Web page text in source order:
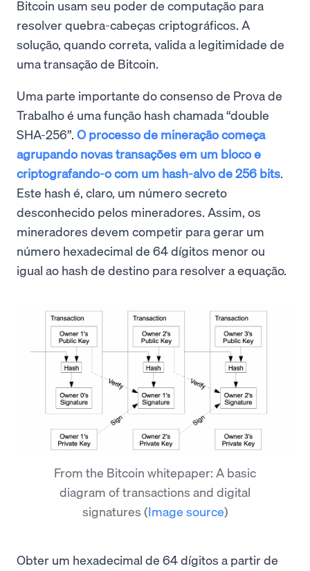
Bitcoin usam seu poder de computação para
resolver quebra-cabeças criptográficos. A
solução, quando correta, valida a legitimidade de
uma transação de Bitcoin.
Uma parte importante do consenso de Prova de
Trabalho é uma função hash chamada “double
SHA-256”. O processo de mineração começa
agrupando novas transações em um bloco e
criptografando-o com um hash-alvo de 256 bits
Este hash é, claro, um número secreto
desconhecido pelos mineradores. Assim, os
mineradores devem competir para gerar um
número hexadecimal de 64 dígitos menor ou
igual ao hash de destino para resolver a equação.
From the Bitcoin whitepaper: A basic
diagram of transactions and digital
signatures (Image source)
Obter um hexadecimal de 64 dígitos a partir de